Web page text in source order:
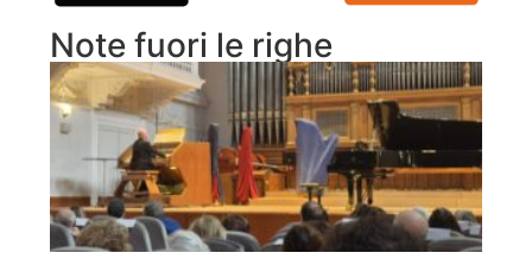
Note fuori le righe